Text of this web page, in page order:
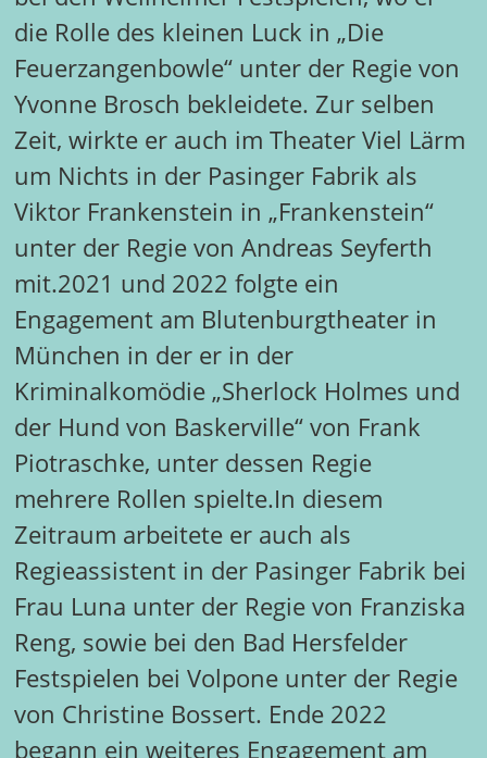
die Rolle des kleinen Luck in „Die
Feuerzangenbowle“ unter der Regie von
Yvonne Brosch bekleidete. Zur selben
Zeit, wirkte er auch im Theater Viel Lärm
um Nichts in der Pasinger Fabrik als
Viktor Frankenstein in „Frankenstein“
unter der Regie von Andreas Seyferth
mit.2021 und 2022 folgte ein
Engagement am Blutenburgtheater in
München in der er in der
Kriminalkomödie „Sherlock Holmes und
der Hund von Baskerville“ von Frank
Piotraschke, unter dessen Regie
mehrere Rollen spielte.In diesem
Zeitraum arbeitete er auch als
Regieassistent in der Pasinger Fabrik bei
Frau Luna unter der Regie von Franziska
Reng, sowie bei den Bad Hersfelder
Festspielen bei Volpone unter der Regie
von Christine Bossert. Ende 2022
begann ein weiteres Engagement am